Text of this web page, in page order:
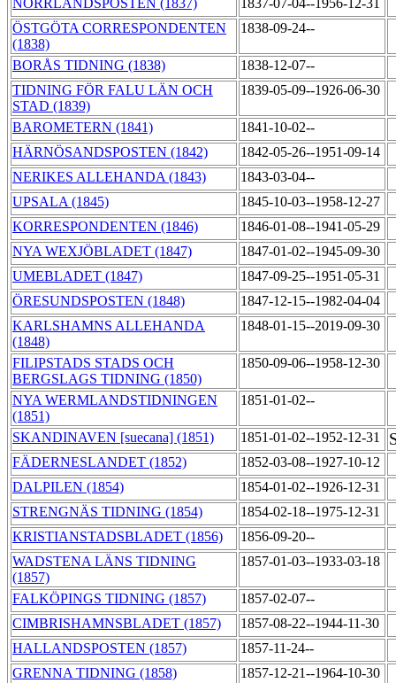
NORRLANDSPOSTEN (1837)
1837-07-04--1956-12-31
ÖSTGÖTA CORRESPONDENTEN
(1838)
1838-09-24--
BORÅS TIDNING (1838)
1838-12-07--
TIDNING FÖR FALU LÄN OCH
STAD (1839)
1839-05-09--1926-06-30
BAROMETERN (1841)
1841-10-02--
HÄRNÖSANDSPOSTEN (1842)
1842-05-26--1951-09-14
NERIKES ALLEHANDA (1843)
1843-03-04--
UPSALA (1845)
1845-10-03--1958-12-27
KORRESPONDENTEN (1846)
1846-01-08--1941-05-29
NYA WEXJÖBLADET (1847)
1847-01-02--1945-09-30
UMEBLADET (1847)
1847-09-25--1951-05-31
ÖRESUNDSPOSTEN (1848)
1847-12-15--1982-04-04
KARLSHAMNS ALLEHANDA
(1848)
1848-01-15--2019-09-30
FILIPSTADS STADS OCH
BERGSLAGS TIDNING (1850)
1850-09-06--1958-12-30
NYA WERMLANDSTIDNINGEN
(1851)
1851-01-02--
SKANDINAVEN [suecana] (1851) 1851-01-02--1952-12-31
FÄDERNESLANDET (1852)
1852-03-08--1927-10-12
DALPILEN (1854)
1854-01-02--1926-12-31
STRENGNÄS TIDNING (1854)
1854-02-18--1975-12-31
KRISTIANSTADSBLADET (1856)
1856-09-20--
WADSTENA LÄNS TIDNING
(1857)
1857-01-03--1933-03-18
FALKÖPINGS TIDNING (1857)
1857-02-07--
CIMBRISHAMNSBLADET (1857)
1857-08-22--1944-11-30
HALLANDSPOSTEN (1857)
1857-11-24--
GRENNA TIDNING (1858)
1857-12-21--1964-10-30